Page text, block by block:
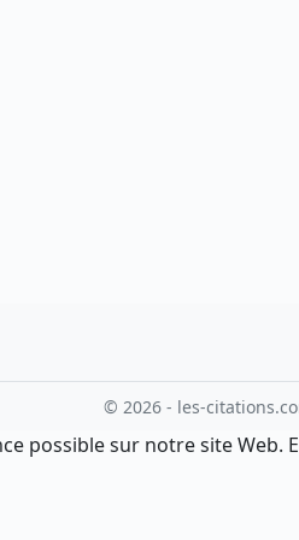
© 2026 - les-
possible sur notre site